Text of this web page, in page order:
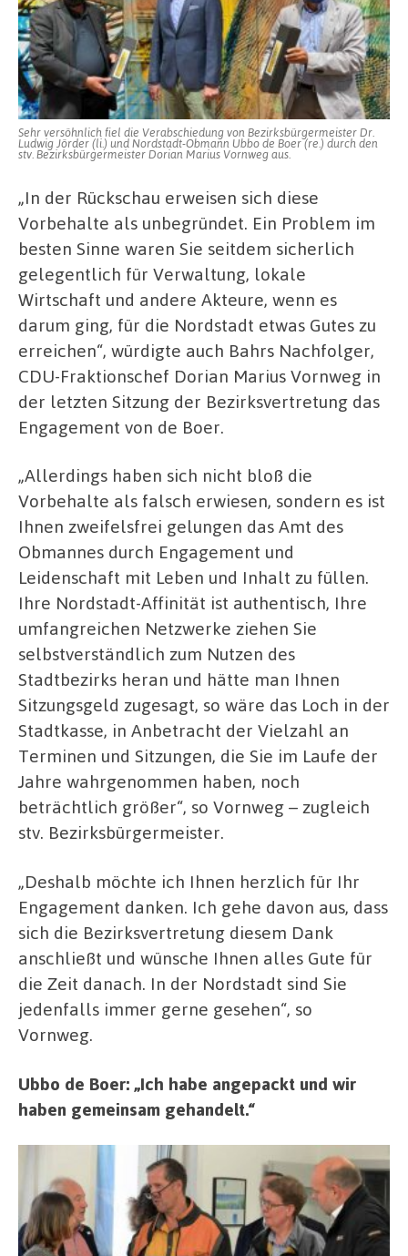
Sehr versöhnlich fiel die Verabschiedung von Bezirksbürgermeister Dr.
Ludwig Jörder (li.) und Nordstadt-Obmann Ubbo de Boer (re.) durch den
stv. Bezirksbürgermeister Dorian Marius Vornweg aus.
„In der Rückschau erweisen sich diese
Vorbehalte als unbegründet. Ein Problem im
besten Sinne waren Sie seitdem sicherlich
gelegentlich für Verwaltung, lokale
Wirtschaft und andere Akteure, wenn es
darum ging, für die Nordstadt etwas Gutes zu
erreichen“, würdigte auch Bahrs Nachfolger,
CDU-Fraktionschef Dorian Marius Vornweg in
der letzten Sitzung der Bezirksvertretung das
Engagement von de Boer.
„Allerdings haben sich nicht bloß die
Vorbehalte als falsch erwiesen, sondern es ist
Ihnen zweifelsfrei gelungen das Amt des
Obmannes durch Engagement und
Leidenschaft mit Leben und Inhalt zu füllen.
Ihre Nordstadt-Affinität ist authentisch, Ihre
umfangreichen Netzwerke ziehen Sie
selbstverständlich zum Nutzen des
Stadtbezirks heran und hätte man Ihnen
Sitzungsgeld zugesagt, so wäre das Loch in der
Stadtkasse, in Anbetracht der Vielzahl an
Terminen und Sitzungen, die Sie im Laufe der
Jahre wahrgenommen haben, noch
beträchtlich größer“, so Vornweg – zugleich
stv. Bezirksbürgermeister.
„Deshalb möchte ich Ihnen herzlich für Ihr
Engagement danken. Ich gehe davon aus, dass
sich die Bezirksvertretung diesem Dank
anschließt und wünsche Ihnen alles Gute für
die Zeit danach. In der Nordstadt sind Sie
jedenfalls immer gerne gesehen“, so
Vornweg.
Ubbo de Boer: „Ich habe angepackt und wir
haben gemeinsam gehandelt.“